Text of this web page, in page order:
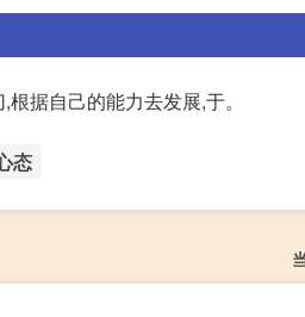
据自己的能力去发展,于。
态